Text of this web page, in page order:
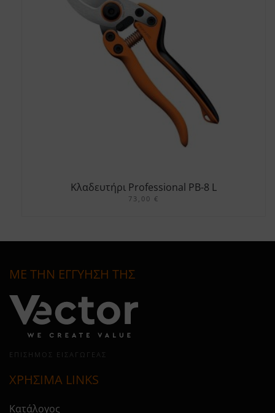
Κλαδευτήρι Professional PB-8 L
73,00 €
ΜΕ ΤΗΝ ΕΓΓΥΗΣΗ ΤΗΣ
ΕΠΊΣΗΜΟΣ ΕΙΣΑΓΩΓΈΑΣ
ΧΡΗΣΙΜΑ LINKS
Κατάλογος